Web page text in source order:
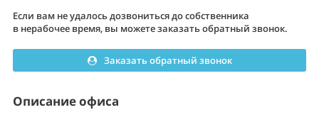
Если вам не удалось дозвониться до собственника
в нерабочее время, вы можете заказать обратный звонок.
Заказать обратный звонок
Описание офиса